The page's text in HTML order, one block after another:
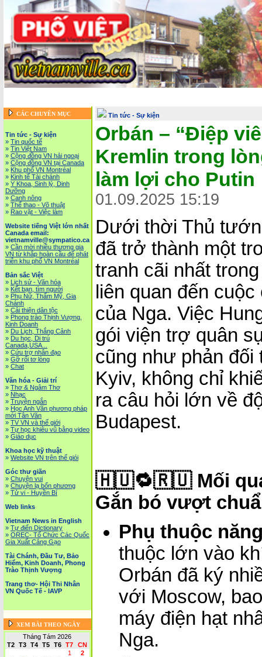
CÁC CHUYÊN MỤC
Tin tức - Sự kiện
» Tin quốc tế
» Tin Việt Nam
» Cộng đồng VN hải ngoại
» Cộng đồng VN tại Canada
» Khu phố VN Montréal
» Kinh tế Tài chánh
» Y Khoa, Sinh lý, Dinh
Dưỡng
» Canh nông
» Thể thao - Võ thuật
» Rao vặt - Việc làm
Website tiếng Việt lớn nhất
Canada email:
vietnamville@sympatico.ca
» Cần mời nhiều thương gia
VN từ khắp hoàn cầu để phát
triễn khu phố VN Montréal
Bản sắc Việt
» Lịch sử - Văn hóa
» Kết bạn, tìm người
» Phụ Nữ, Thẩm Mỹ, Gia
Chánh
» Cải thiện dân tộc
» Phong trào Thịnh Vượng,
Kinh Doanh
» Du Lịch, Thắng Cảnh
» Du học, Di trú
Canada,USA...
» Cứu trợ nhân đạo
» Gỡ rối tơ lòng
» Chat
Văn hóa - Giải trí
» Thơ & Ngâm Thơ
» Nhạc
» Truyện ngắn
» Học Anh Văn phương pháp
mới Tân Văn
» TV VN và thế giới
» Tự học khiêu vũ bằng video
» Giáo dục
Khoa học kỹ thuật
» Website VN trên thế giói
Góc thư giãn
» Chuyện vui
» Chuyện lạ bốn phương
» Tử vi - Huyền Bí
Web links
Vietnam News in English
» Tự điển Dictionary
» OREC- Tố Chức Các Quốc
Gia Xuất Cảng Gạo
Tài Chánh, Đầu Tư, Bảo
Hiểm, Kinh Doanh, Phong
Trào Thịnh Vượng
Trang thơ- Hội Thi Nhân
VN Quốc Tế - IAVP
XEM BÀI THEO NGÀY
Tháng Tám 2026
T2
T3 T4 T5 T6 T7
CN
1
2
Tin tức - Sự kiện
Orbán – “Điệp
Kremlin trong
làm lợi cho Putin
01.09.2025 15:19
Dưới thời Thủ
đã trở thành một
tranh cãi nhất
liên quan đến
của Nga. Việc
gói viện trợ quân
cũng như phản đối
Kyiv, không chỉ
ra câu hỏi lớn về
Budapest.
🇭🇺🔁🇷🇺 Mối
Gắn bó vượt
Phụ thuộc
thuộc lớn vào
Orbán đã ký
với Moscow,
máy điện hạt
Nga.